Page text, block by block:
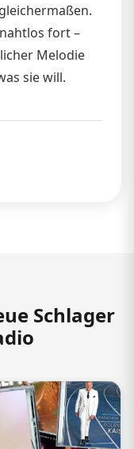
fort –
Melodie
sie will.
Schlager